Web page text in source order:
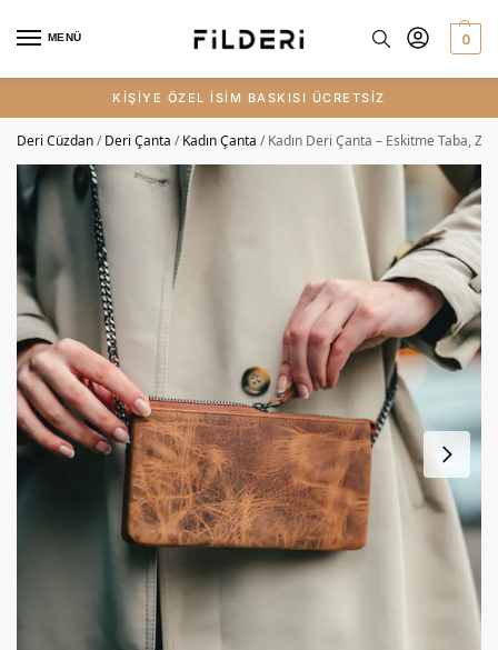
MENÜ 0
KİŞİYE ÖZEL İSİM BASKISI ÜCRETSİZ
Deri Cüzdan/Deri Çanta /Kadın Çanta /Kadın Deri Çanta – Eskitme Taba,